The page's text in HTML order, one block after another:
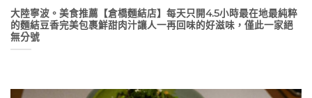
大陸寧波。美食推薦【倉橋麵結店】每天只開4.5小時最在地最純粹
的麵結豆香完美包裹鮮甜肉汁讓人一再回味的好滋味，僅此一家絕
無分號